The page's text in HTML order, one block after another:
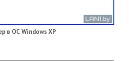
в ОС Windows XP